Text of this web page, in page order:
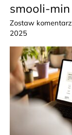
smooli-min
Zostaw komentarz
2025